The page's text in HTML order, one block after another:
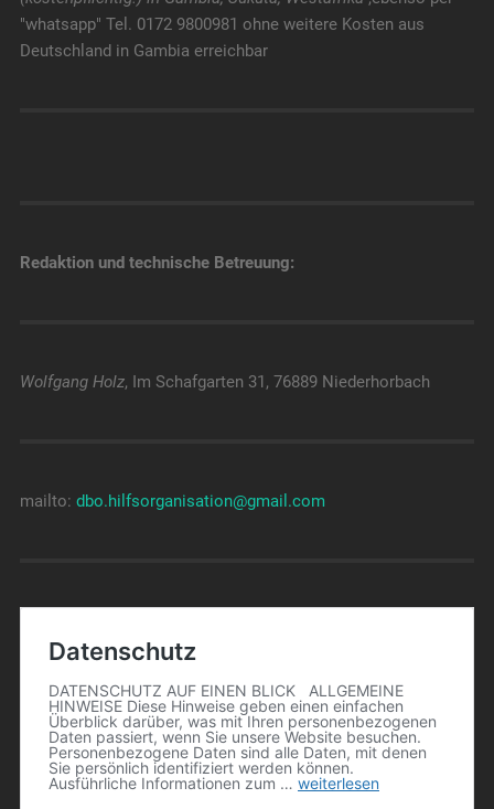
"whatsapp" Tel. 0172 9800981 ohne weitere Kosten aus
Deutschland in Gambia erreichbar
Redaktion und technische Betreuung:
Wolfgang Holz, Im Schafgarten 31, 76889 Niederhorbach
mailto: dbo.hilfsorganisation@gmail.com